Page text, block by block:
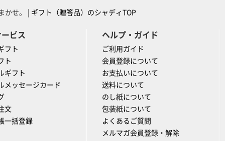
かせ。 | ギフト（贈答品）のシャディTOP
ビス
フト
ト
ギフト
メッセージカード
文
一括登録
ヘルプ・ガイド
ご利用ガイド
会員登録について
お支払いについて
送料について
のし紙について
包装紙について
よくあるご質問
メルマガ会員登録・解除